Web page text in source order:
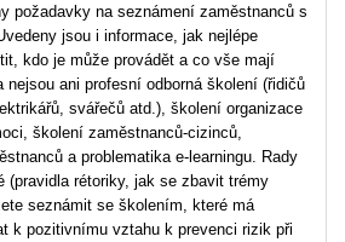
požadavky na seznámení zaměstnanců s
jsou i informace, jak nejlépe
kdo je může provádět a co vše mají
nejsou ani profesní odborná školení (řidičů
svářečů atd.), školení organizace
školení zaměstnanců-cizinců,
a problematika e-learningu. Rady
(pravidla rétoriky, jak se zbavit trémy
seznámit se školením, které má
k pozitivnímu vztahu k prevenci rizik při